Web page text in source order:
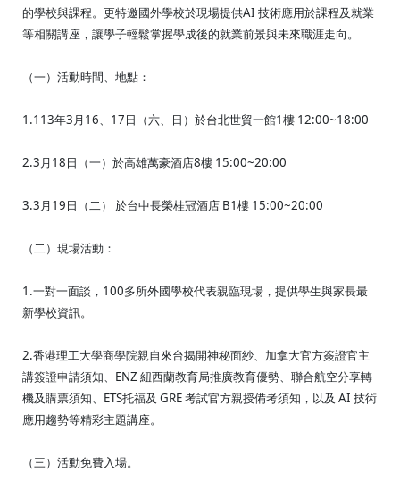
的學校與課程。更特邀國外學校於現場提供AI 技術應用於課程及就業
等相關講座，讓學子輕鬆掌握學成後的就業前景與未來職涯走向。
（一）活動時間、地點：
1.113年3月16、17日（六、日）於台北世貿一館1樓 12:00~18:00
2.3月18日（一）於高雄萬豪酒店8樓 15:00~20:00
3.3月19日（二） 於台中長榮桂冠酒店 B1樓 15:00~20:00
（二）現場活動：
1.一對一面談，100多所外國學校代表親臨現場，提供學生與家長最
新學校資訊。
2.香港理工大學商學院親自來台揭開神秘面紗、加拿大官方簽證官主
講簽證申請須知、ENZ 紐西蘭教育局推廣教育優勢、聯合航空分享轉
機及購票須知、ETS托福及 GRE 考試官方親授備考須知，以及 AI 技術
應用趨勢等精彩主題講座。
（三）活動免費入場。